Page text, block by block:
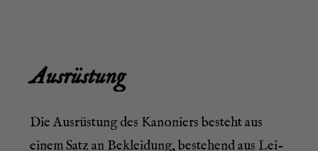
Aus­rüs­tung
Die Aus­rüs­tung des Kano­niers besteht aus
einem Satz an Beklei­dung, bestehend aus Lei­